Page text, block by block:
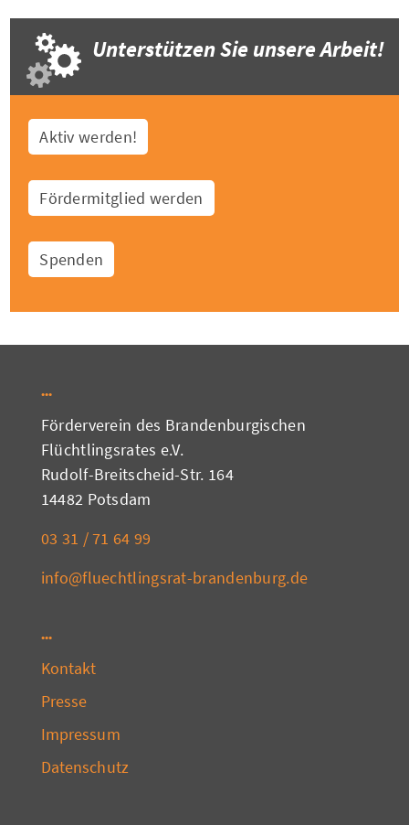
Unterstützen Sie unsere Arbeit!
Aktiv werden!
Fördermitglied werden
Spenden
Förderverein des Brandenburgischen
Flüchtlingsrates e.V.
Rudolf-Breitscheid-Str. 164
14482 Potsdam
03 31 / 71 64 99
info@fluechtlingsrat-brandenburg.de
Kontakt
Presse
Impressum
Datenschutz